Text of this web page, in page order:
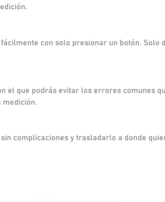
con solo presionar un botón.
el que podrás evitar los errores comunes
complicaciones y trasladarlo a donde